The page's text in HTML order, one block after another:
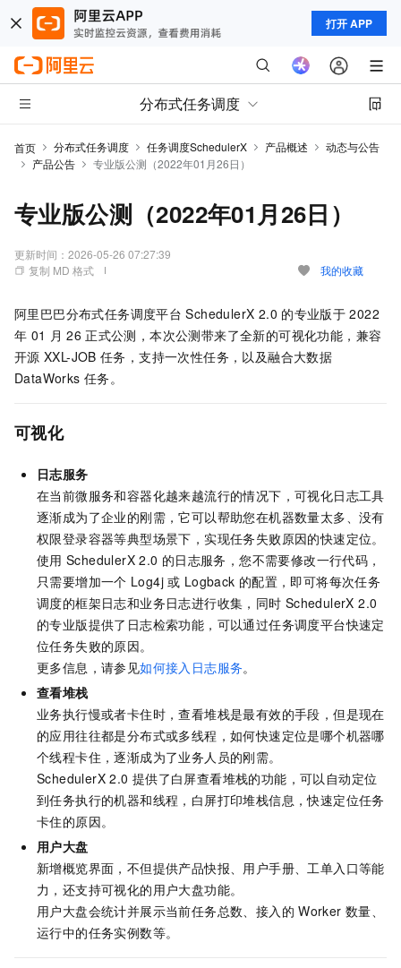
打开 APP
分布式任务调度
首页 分布式任务调度 任务调度SchedulerX 产品概述
动态与公告
产品公告
专业版公测（2022年01月26日）
专业版公测（2022年01月26日）
更新时间： 2026-05-26 07:27:39
复制 MD 格式
我的收藏
阿里巴巴分布式任务调度平台 SchedulerX 2.0 的专业版于 2022
年 01 月 26 正式公测，本次公测带来了全新的可视化功能，兼容
开源 XXL-JOB 任务，支持一次性任务，以及融合大数据
DataWorks 任务。
可视化
日志服务
在当前微服务和容器化越来越流行的情况下，可视化日志工具
逐渐成为了企业的刚需，它可以帮助您在机器数量太多、没有
权限登录容器等典型场景下，实现任务失败原因的快速定位。
使用 SchedulerX 2.0 的日志服务，您不需要修改一行代码，
只需要增加一个 Log4j 或 Logback 的配置，即可将每次任务
调度的框架日志和业务日志进行收集，同时 SchedulerX 2.0
的专业版提供了日志检索功能，可以通过任务调度平台快速定
位任务失败的原因。
​​更多信息，请参见如何接入日志服务。
查看堆栈
业务执行慢或者卡住时，查看堆栈是最有效的手段，但是现在
的应用往往都是分布式或多线程，如何快速定位是哪个机器哪
个线程卡住，逐渐成为了业务人员的刚需。
​SchedulerX 2.0 提供了白屏查看堆栈的功能，可以自动定位
到任务执行的机器和线程，白屏打印堆栈信息，快速定位任务
卡住的原因。
用户大盘
新增概览界面，不但提供产品快报、用户手册、工单入口等能
力，还支持可视化的用户大盘功能。
用户大盘会统计并展示当前任务总数、接入的 Worker 数量、
运行中的任务实例数等。